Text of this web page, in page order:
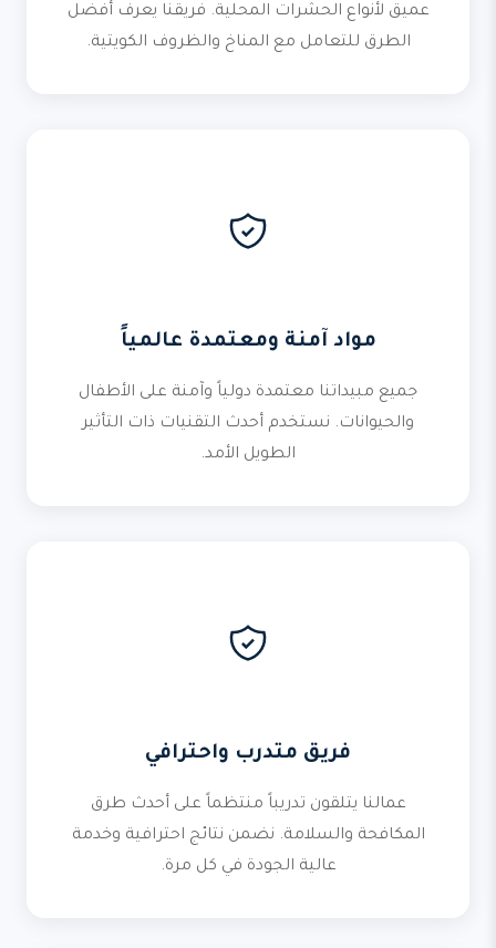
عميق لأنواع الحشرات المحلية. فريقنا يعرف أفضل
الطرق للتعامل مع المناخ والظروف الكويتية.
مواد آمنة ومعتمدة عالمياً
جميع مبيداتنا معتمدة دولياً وآمنة على الأطفال
والحيوانات. نستخدم أحدث التقنيات ذات التأثير
الطويل الأمد.
فريق متدرب واحترافي
عمالنا يتلقون تدريباً منتظماً على أحدث طرق
المكافحة والسلامة. نضمن نتائج احترافية وخدمة
عالية الجودة في كل مرة.